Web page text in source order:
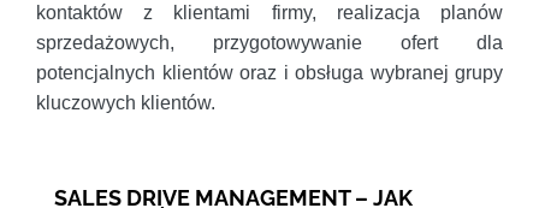
kontaktów z klientami firmy, realizacja planów
sprzedażowych, przygotowywanie ofert dla
potencjalnych klientów oraz i obsługa wybranej grupy
kluczowych klientów.
SALES DRIVE MANAGEMENT – JAK